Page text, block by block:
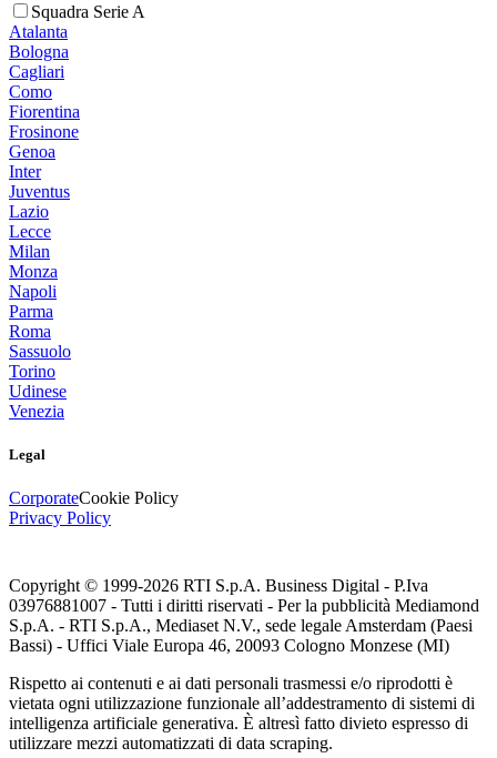
Squadra Serie A
Atalanta
Bologna
Cagliari
Como
Fiorentina
Frosinone
Genoa
Inter
Juventus
Lazio
Lecce
Milan
Monza
Napoli
Parma
Roma
Sassuolo
Torino
Udinese
Venezia
Legal
CorporateCookie Policy
Privacy Policy
Copyright © 1999-2026 RTI S.p.A. Business Digital - P.Iva
03976881007 - Tutti i diritti riservati - Per la pubblicità Mediamond
S.p.A. - RTI S.p.A., Mediaset N.V., sede legale Amsterdam (Paesi
Bassi) - Uffici Viale Europa 46, 20093 Cologno Monzese (MI)
Rispetto ai contenuti e ai dati personali trasmessi e/o riprodotti è
vietata ogni utilizzazione funzionale all’addestramento di sistemi di
intelligenza artificiale generativa. È altresì fatto divieto espresso di
utilizzare mezzi automatizzati di data scraping.